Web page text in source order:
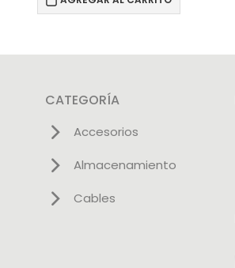
CATEGORÍA
Accesorios
Almacenamiento
Cables